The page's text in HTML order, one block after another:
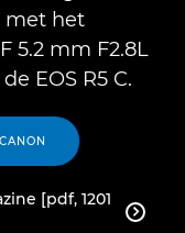
met het
5.2 mm F2.8L
EOS R5 C.
[pdf, 1201
